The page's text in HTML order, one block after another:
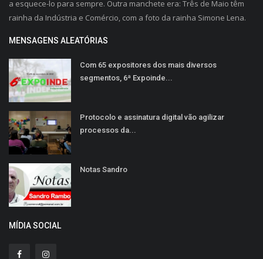
a esquece-lo para sempre. Outra manchete era: Três de Maio têm
rainha da Indústria e Comércio, com a foto da rainha Simone Lena.
MENSAGENS ALEATÓRIAS
Com 65 expositores dos mais diversos
segmentos, 6ª Expoinde...
Protocolo e assinatura digital vão agilizar
processos da...
Notas Sandro
MÍDIA SOCIAL